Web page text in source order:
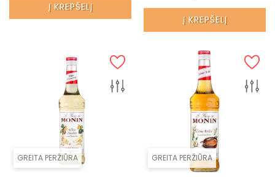
Į KREPŠELĮ
Į KREPŠELĮ
GREITA PERŽIŪRA GREITA PERŽIŪRA